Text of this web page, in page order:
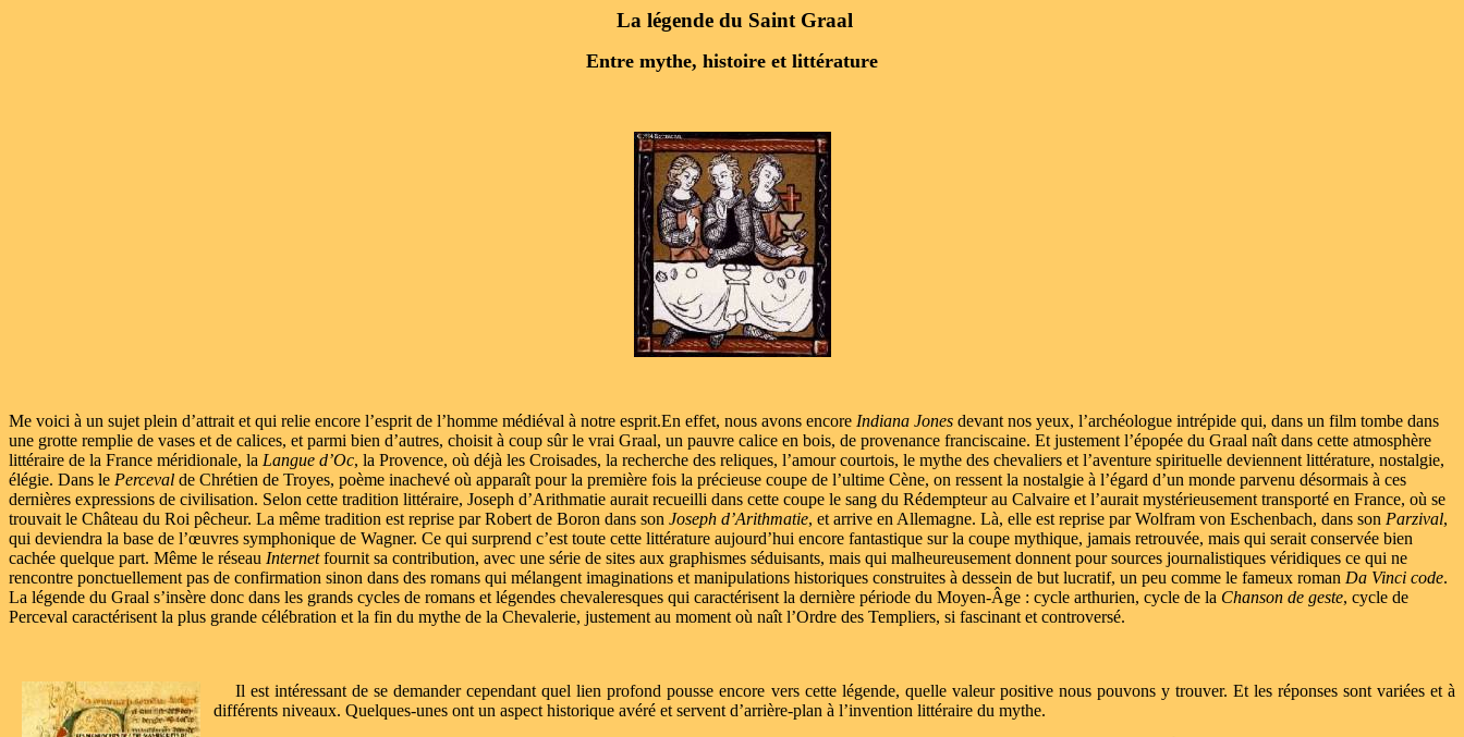
La légende du Saint Graal
Entre mythe, histoire et littérature
Me voici à un sujet plein d’attrait et qui relie encore l’esprit de l’homme médiéval à notre esprit.En effet, nous avons encore Indiana Jones devant nos yeux, l’archéologue intrépide qui, dans un film tombe dans
une grotte remplie de vases et de calices, et parmi bien d’autres, choisit à coup sûr le vrai Graal, un pauvre calice en bois, de provenance franciscaine. Et justement l’épopée du Graal naît dans cette atmosphère
littéraire de la France méridionale, la Langue d’Oc, la Provence, où déjà les Croisades, la recherche des reliques, l’amour courtois, le mythe des chevaliers et l’aventure spirituelle deviennent littérature, nostalgie,
élégie. Dans le Perceval de Chrétien de Troyes, poème inachevé où apparaît pour la première fois la précieuse coupe de l’ultime Cène, on ressent la nostalgie à l’égard d’un monde parvenu désormais à ces
dernières expressions de civilisation. Selon cette tradition littéraire, Joseph d’Arithmatie aurait recueilli dans cette coupe le sang du Rédempteur au Calvaire et l’aurait mystérieusement transporté en France, où se
trouvait le Château du Roi pêcheur. La même tradition est reprise par Robert de Boron dans son Joseph d’Arithmatie, et arrive en Allemagne. Là, elle est reprise par Wolfram von Eschenbach, dans son Parzival,
qui deviendra la base de l’œuvres symphonique de Wagner. Ce qui surprend c’est toute cette littérature aujourd’hui encore fantastique sur la coupe mythique, jamais retrouvée, mais qui serait conservée bien
cachée quelque part. Même le réseau Internetfournit sa contribution, avec une série de sites aux graphismes séduisants, mais qui malheureusement donnent pour sources journalistiques véridiques ce qui ne
rencontre ponctuellement pas de confirmation sinon dans des romans qui mélangent imaginations et manipulations historiques construites à dessein de but lucratif, un peu comme le fameux roman Da Vinci code.
La légende du Graal s’insère donc dans les grands cycles de romans et légendes chevaleresques qui caractérisent la dernière période du Moyen-Âge : cycle arthurien, cycle de la Chanson de geste, cycle de
Perceval caractérisent la plus grande célébration et la fin du mythe de la Chevalerie, justement au moment où naît l’Ordre des Templiers, si fascinant et controversé.
Il est intéressant de se demander cependant quel lien profond pousse encore vers cette légende, quelle valeur positive nous pouvons y trouver. Et les réponses sont variées et à
différents niveaux. Quelques-unes ont un aspect historique avéré et servent d’arrière-plan à l’invention littéraire du mythe.